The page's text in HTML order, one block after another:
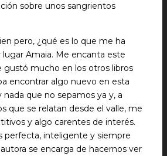
sobre unos sangrientos
pero, ¿qué es lo que me ha
Amaia. Me encanta este
gustó mucho en los otros libros
encontrar algo nuevo en esta
nada que no sepamos ya y, a
que se relatan desde el valle, me
y algo carentes de interés.
perfecta, inteligente y siempre
se encarga de hacernos ver